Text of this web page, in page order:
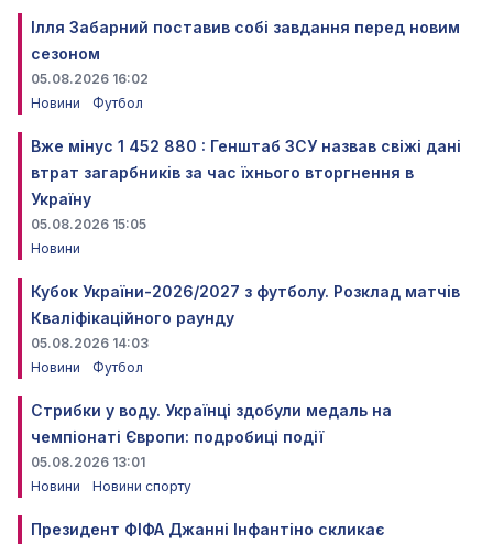
Ілля Забарний поставив собі завдання перед новим
сезоном
05.08.2026 16:02
Новини
Футбол
Вже мінус 1 452 880 : Генштаб ЗСУ назвав свіжі дані
втрат загарбників за час їхнього вторгнення в
Україну
05.08.2026 15:05
Новини
Кубок України-2026/2027 з футболу. Розклад матчів
Кваліфікаційного раунду
05.08.2026 14:03
Новини
Футбол
Стрибки у воду. Українці здобули медаль на
чемпіонаті Європи: подробиці події
05.08.2026 13:01
Новини
Новини спорту
Президент ФІФА Джанні Інфантіно скликає